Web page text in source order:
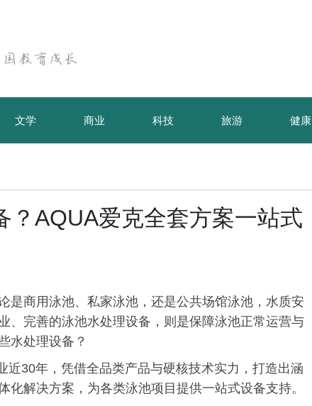
文学 商业 科技 旅游 健康
？AQUA爱克全套方案一站式
是商用泳池、私家泳池，还是公共场馆泳池，水质安
、完善的泳池水处理设备，则是保障泳池正常运营与
水处理设备？
30年，凭借全品类产品与硬核技术实力，打造出涵
解决方案，为各类泳池项目提供一站式设备支持。